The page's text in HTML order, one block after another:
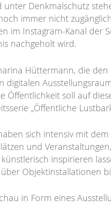
unter Denkmalschutz
immer nicht
im Instagram-Kanal der
nachgeholt wird.
Hüttermann, die
digitalen
Öffentlichkeit soll auf
„Öffentliche
sich intensiv mit
und
inspirieren
Objektinstallationen
in Form eines